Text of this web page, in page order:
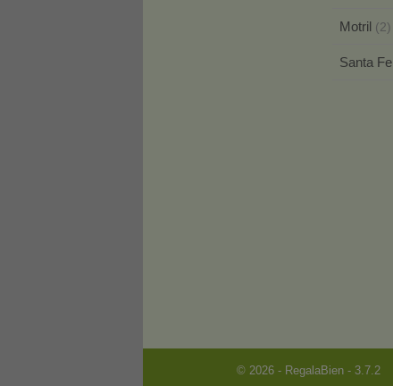
Motril (2)
Santa Fe
© 2026 - RegalaBien - 3.7.2